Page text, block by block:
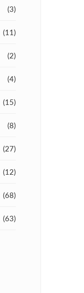
(3)
(11)
(2)
(4)
(15)
(8)
(27)
(12)
(68)
(63)